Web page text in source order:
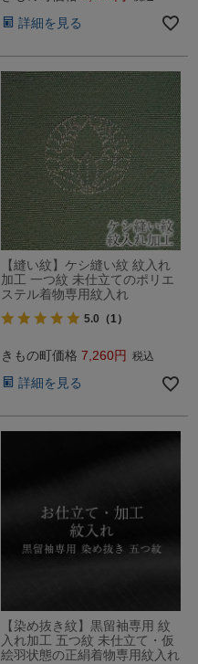
詳細を見る
【縫い紋】ケシ縫い紋 紋入れ
加工 一つ紋 未仕立てのポリエ
ステル着物専用紋入れ
5.0 （1）
きもの町価格 7,260 税込
詳細を見る
【染め抜き紋】黒留袖専用 紋
入れ加工 五つ紋 未仕立て・仮
絵羽状態の正絹着物専用紋入れ